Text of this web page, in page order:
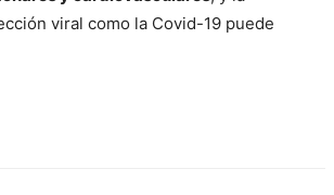
viral como la Covid-19 puede